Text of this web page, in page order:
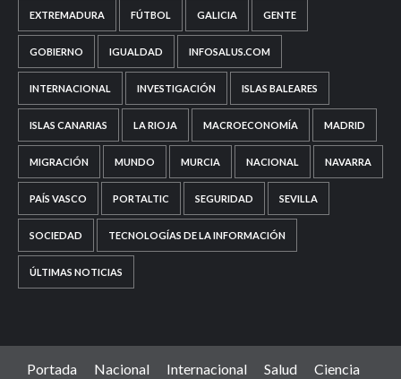
EXTREMADURA FÚTBOL GALICIA GENTE
GOBIERNO IGUALDAD INFOSALUS.COM
INTERNACIONAL INVESTIGACIÓN ISLAS BALEARES
ISLAS CANARIAS LA RIOJA MACROECONOMÍA MADRID
MIGRACIÓN MUNDO MURCIA NACIONAL NAVARRA
PAÍS VASCO PORTALTIC SEGURIDAD SEVILLA
SOCIEDAD TECNOLOGÍAS DE LA INFORMACIÓN
ÚLTIMAS NOTICIAS
Portada Nacional Internacional Salud Ciencia